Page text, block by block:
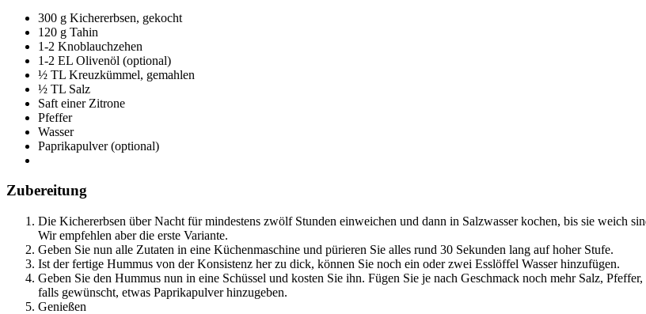
300 g Kichererbsen, gekocht
120 g Tahin
1-2 Knoblauchzehen
1-2 EL Olivenöl (optional)
½ TL Kreuzkümmel, gemahlen
½ TL Salz
Saft einer Zitrone
Pfeffer
Wasser
Paprikapulver (optional)
Zubereitung
Die Kichererbsen über Nacht für mindestens zwölf Stunden einweichen und dann in Salzwasser kochen, bis sie weich
Wir empfehlen aber die erste Variante.
Geben Sie nun alle Zutaten in eine Küchenmaschine und pürieren Sie alles rund 30 Sekunden lang auf hoher Stufe.
Ist der fertige Hummus von der Konsistenz her zu dick, können Sie noch ein oder zwei Esslöffel Wasser hinzufügen.
Geben Sie den Hummus nun in eine Schüssel und kosten Sie ihn. Fügen Sie je nach Geschmack noch mehr Salz,
falls gewünscht, etwas Paprikapulver hinzugeben.
Genießen